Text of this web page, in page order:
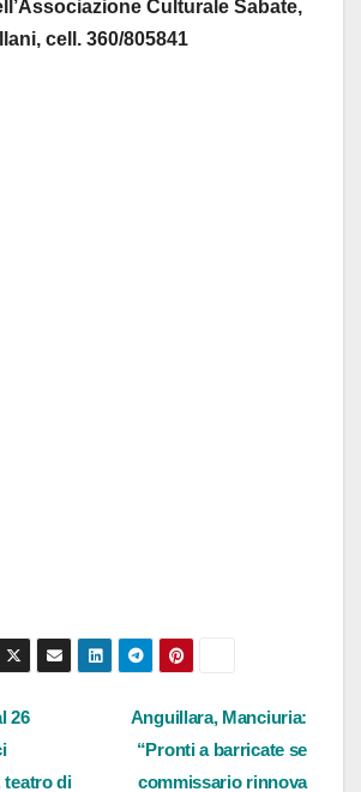
Culturale Sabate,
cell. 360/805841
Anguillara, Manciuria:
“Pronti a barricate se
commissario rinnova
26
teatro di